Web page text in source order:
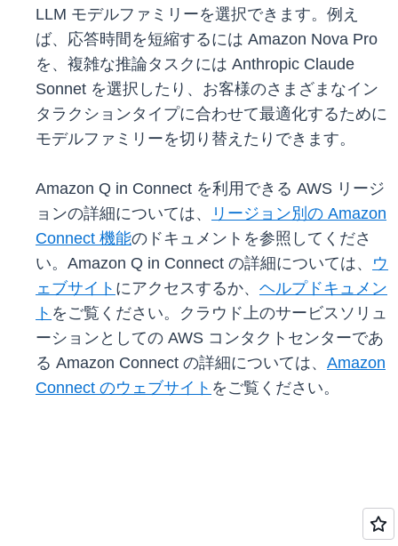
LLM モデルファミリーを選択できます。例え
ば、応答時間を短縮するには Amazon Nova Pro
を、複雑な推論タスクには Anthropic Claude
Sonnet を選択したり、お客様のさまざまなイン
タラクションタイプに合わせて最適化するために
モデルファミリーを切り替えたりできます。
Amazon Q in Connect を利用できる AWS リージ
ョンの詳細については、
リージョン別の Amazon
Connect 機能のドキュメントを参照してくださ
い。Amazon Q in Connect の詳細については、 ウ
ェブサイト にアクセスするか、 ヘルプドキュメン
ト をご覧ください。クラウド上のサービスソリュ
ーションとしての AWS コンタクトセンターであ
る Amazon Connect の詳細については、 Amazon
Connect のウェブサイト をご覧ください。